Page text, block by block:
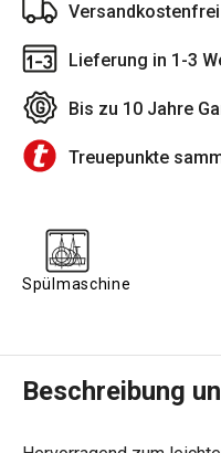
Lieferung in 1-3
Bis zu 10 Jahre
Treuepunkte
Spülmaschine
Beschreibung